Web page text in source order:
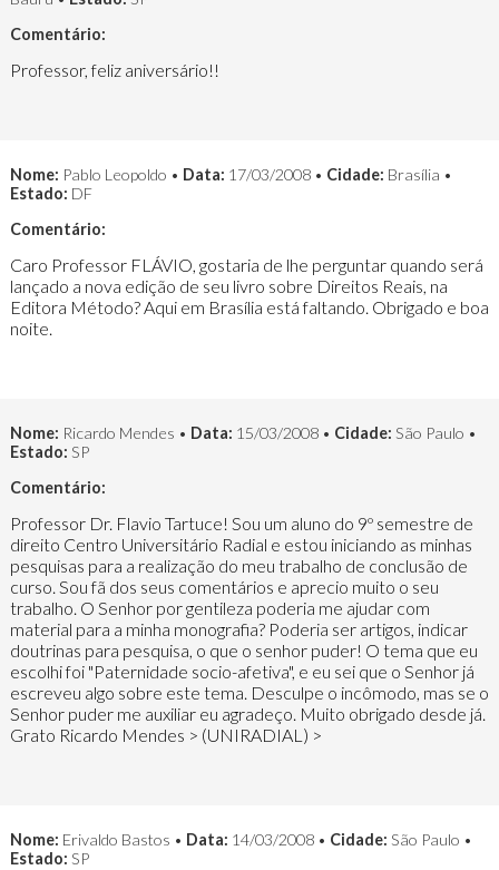
Comentário:
Professor, feliz aniversário!!
Nome: Pablo Leopoldo • Data: 17/03/2008 • Cidade: Brasília •
Estado: DF
Comentário:
Caro Professor FLÁVIO, gostaria de lhe perguntar quando será
lançado a nova edição de seu livro sobre Direitos Reais, na
Editora Método? Aqui em Brasília está faltando. Obrigado e boa
noite.
Nome: Ricardo Mendes • Data: 15/03/2008 • Cidade: São Paulo •
Estado: SP
Comentário:
Professor Dr. Flavio Tartuce! Sou um aluno do 9º semestre de
direito Centro Universitário Radial e estou iniciando as minhas
pesquisas para a realização do meu trabalho de conclusão de
curso. Sou fã dos seus comentários e aprecio muito o seu
trabalho. O Senhor por gentileza poderia me ajudar com
material para a minha monografia? Poderia ser artigos, indicar
doutrinas para pesquisa, o que o senhor puder! O tema que eu
escolhi foi "Paternidade socio-afetiva", e eu sei que o Senhor já
escreveu algo sobre este tema. Desculpe o incômodo, mas se o
Senhor puder me auxiliar eu agradeço. Muito obrigado desde já.
Grato Ricardo Mendes > (UNIRADIAL) >
Nome: Erivaldo Bastos • Data: 14/03/2008 • Cidade: São Paulo •
Estado: SP